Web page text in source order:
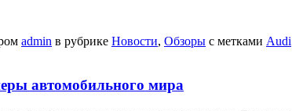
admin в рубрике Новости, Обзоры с метками Audi
автомобильного мира